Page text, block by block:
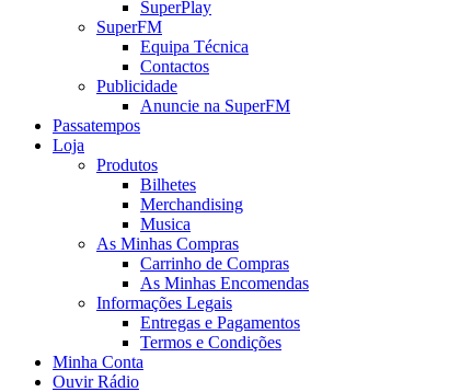
SuperPlay
SuperFM
Equipa Técnica
Contactos
Publicidade
Anuncie na SuperFM
Passatempos
Loja
Produtos
Bilhetes
Merchandising
Musica
As Minhas Compras
Carrinho de Compras
As Minhas Encomendas
Informações Legais
Entregas e Pagamentos
Termos e Condições
Minha Conta
Ouvir Rádio